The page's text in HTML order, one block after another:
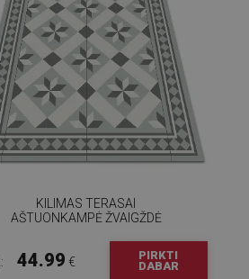
KILIMAS TERASAI
AŠTUONKAMPĖ ŽVAIGŽDĖ
44.99 €
PIRKTI
DABAR